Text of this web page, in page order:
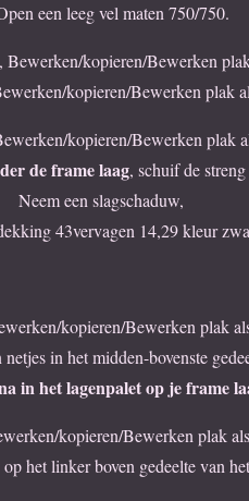
een leeg vel maten 750/750.
Bewerken/kopieren/Bewerken
kopieren/Bewerken plak
kopieren/Bewerken plak
de frame laag, schuif de
Neem een slagschaduw,
43vervagen 14,29 kleur
kopieren/Bewerken plak
in het midden-bovenste
in het lagenpalet op je frame
kopieren/Bewerken plak
het linker boven gedeelte van